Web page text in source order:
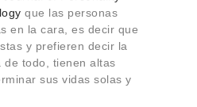
que las personas
en la cara, es decir que
y prefieren decir la
de todo, tienen altas
sus vidas solas y